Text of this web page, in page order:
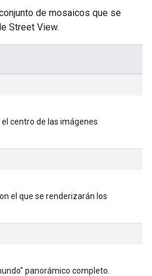
de mosaicos que se
Street View.
centro de las imágenes
el que se renderizarán los
panorámico completo.